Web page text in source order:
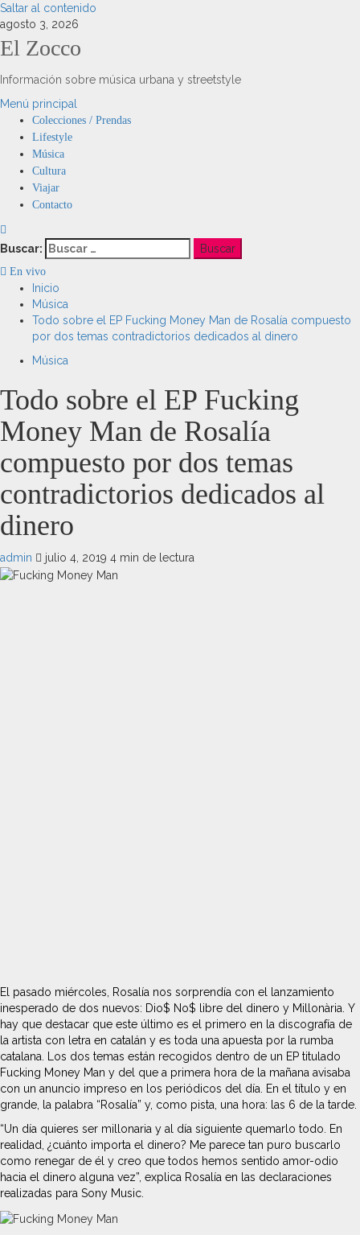
Saltar al contenido
agosto 3, 2026
El Zocco
Información sobre música urbana y streetstyle
Menú principal
Colecciones / Prendas
Lifestyle
Música
Cultura
Viajar
Contacto
Buscar:
En vivo
Inicio
Música
Todo sobre el EP Fucking Money Man de Rosalía compuesto
por dos temas contradictorios dedicados al dinero
Música
Todo sobre el EP Fucking
Money Man de Rosalía
compuesto por dos temas
contradictorios dedicados al
dinero
admin julio 4, 2019 4 min de lectura
El pasado miércoles, Rosalía nos sorprendía con el lanzamiento
inesperado de dos nuevos: Dio$ No$ libre del dinero y Millonària. Y
hay que destacar que este último es el primero en la discografía de
la artista con letra en catalán y es toda una apuesta por la rumba
catalana. Los dos temas están recogidos dentro de un EP titulado
Fucking Money Man y del que a primera hora de la mañana avisaba
con un anuncio impreso en los periódicos del día. En el título y en
grande, la palabra “Rosalía” y, como pista, una hora: las 6 de la tarde.
“Un día quieres ser millonaria y al día siguiente quemarlo todo. En
realidad, ¿cuánto importa el dinero? Me parece tan puro buscarlo
como renegar de él y creo que todos hemos sentido amor-odio
hacia el dinero alguna vez”, explica Rosalía en las declaraciones
realizadas para Sony Music.